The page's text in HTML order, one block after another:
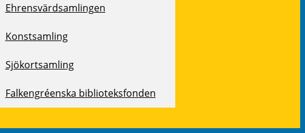
Ehrensvärdsamlingen
Konstsamling
Sjökortsamling
Falkengréenska biblioteksfonden